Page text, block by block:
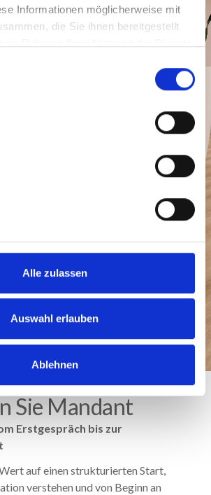
Informationen möglicherweise mit
die Sie ihnen bereitgestellt
Alle zulassen
Auswahl erlauben
Ablehnen
komplette Übernahme der
Fachkräfte mit Erfahrung im
der Einhaltung aller gesetzlichen
Lohnsteuer- und
und pünktliche Abrechnungen
Sie Mandant
Erstgespräch bis zur
auf einen strukturierten Start,
verstehen und von Beginn an